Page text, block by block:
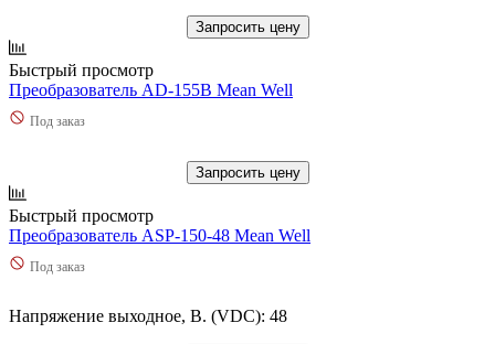
Запросить цену
Быстрый просмотр
Преобразователь AD-155B Mean Well
Под заказ
Запросить цену
Быстрый просмотр
Преобразователь ASP-150-48 Mean Well
Под заказ
Напряжение выходное, В. (VDC): 48